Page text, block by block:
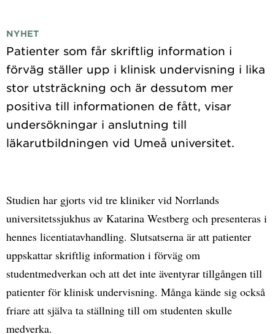
NYHET
Patienter som får skriftlig information i
förväg ställer upp i klinisk undervisning i lika
stor utsträckning och är dessutom mer
positiva till informationen de fått, visar
undersökningar i anslutning till
Studien har gjorts vid tre kliniker vid Norrlands
universitetssjukhus av Katarina Westberg och presenteras i
hennes licentiatavhandling. Slutsatserna är att patienter
uppskattar skriftlig information i förväg om
studentmedverkan och att det inte äventyrar tillgången till
patienter för klinisk undervisning. Många kände sig också
friare att själva ta ställning till om studenten skulle
medverka.